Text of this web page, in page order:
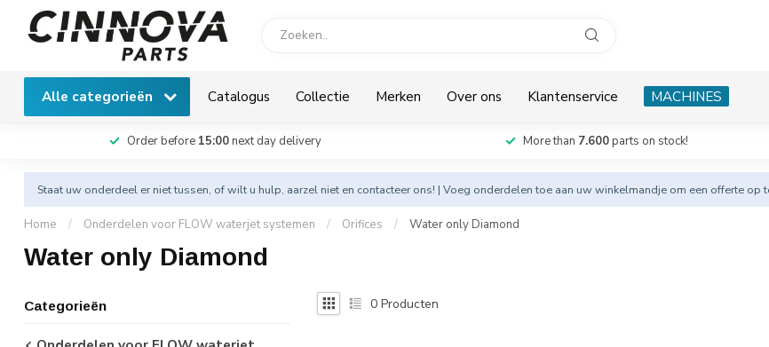
Alle categorieën Catalogus Collectie Merken Over ons Klantenservice MACHINES
Order before 15:00next day delivery More than 7.600parts on stock!
Staat uw onderdeel er niet tussen, of wilt u hulp, aarzel niet en contacteer ons! | Voeg onderdelen toe aan uw winkelmandje om een offerte op
Home / Onderdelen voor FLOW waterjet systemen / Orifices / Water only Diamond
Water only Diamond
Categorieën 0 Producten